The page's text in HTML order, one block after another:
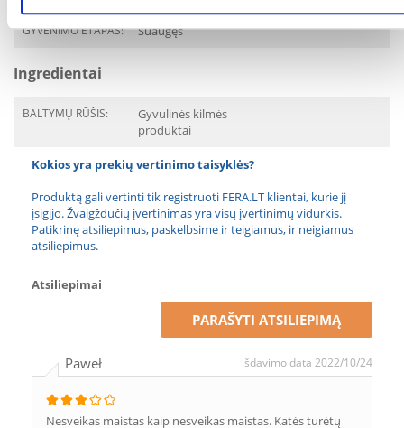
GYVENIMO ETAPAS: Suaugęs
Ingredientai
BALTYMŲ RŪŠIS:
Gyvulinės kilmės
produktai
Kokios yra prekių vertinimo taisyklės?
Produktą gali vertinti tik registruoti FERA.LT klientai, kurie jį
įsigijo. Žvaigždučių įvertinimas yra visų įvertinimų vidurkis.
Patikrinę atsiliepimus, paskelbsime ir teigiamus, ir neigiamus
atsiliepimus.
Atsiliepimai
PARAŠYTI ATSILIEPIMĄ
Paweł išdavimo data 2022/10/24
Nesveikas maistas kaip nesveikas maistas. Katės turėtų